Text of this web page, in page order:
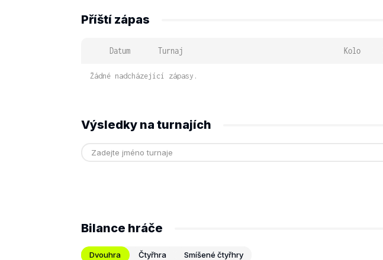
Příští zápas
Datum Turnaj Kolo
Žádné nadcházející zápasy.
Výsledky na turnajích
Bilance hráče
Dvouhra Čtyřhra Smíšené čtyřhry